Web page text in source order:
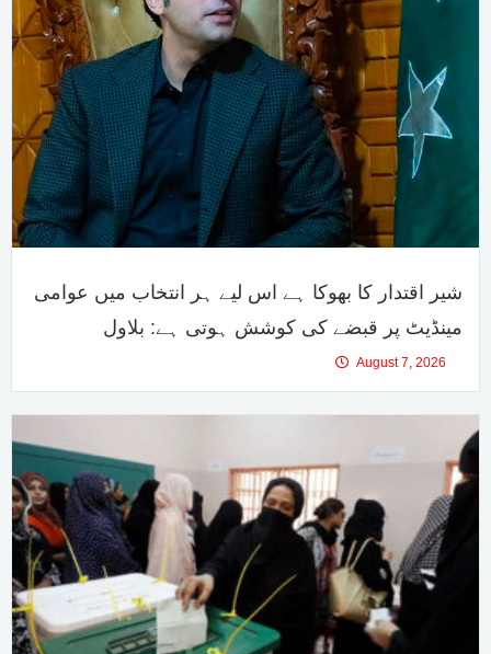
شیر اقتدار کا بھوکا ہے اس لیے ہر انتخاب میں عوامی
مینڈیٹ پر قبضے کی کوشش ہوتی ہے: بلاول
August 7, 2026